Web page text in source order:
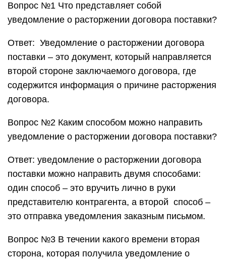
Вопрос №1 Что представляет собой
уведомление о расторжении договора поставки?
Ответ: Уведомление о расторжении договора
поставки – это документ, который направляется
второй стороне заключаемого договора, где
содержится информация о причине расторжения
договора.
Вопрос №2 Каким способом можно направить
уведомление о расторжении договора поставки?
Ответ: уведомление о расторжении договора
поставки можно направить двумя способами:
один способ – это вручить лично в руки
представителю контрагента, а второй способ –
это отправка уведомления заказным письмом.
Вопрос №3 В течении какого времени вторая
сторона, которая получила уведомление о